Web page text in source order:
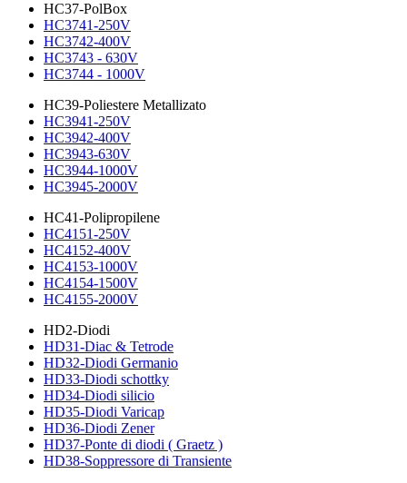
HC37-PolBox
HC3741-250V
HC3742-400V
HC3743 - 630V
HC3744 - 1000V
HC39-Poliestere Metallizato
HC3941-250V
HC3942-400V
HC3943-630V
HC3944-1000V
HC3945-2000V
HC41-Polipropilene
HC4151-250V
HC4152-400V
HC4153-1000V
HC4154-1500V
HC4155-2000V
HD2-Diodi
HD31-Diac & Tetrode
HD32-Diodi Germanio
HD33-Diodi schottky
HD34-Diodi silicio
HD35-Diodi Varicap
HD36-Diodi Zener
HD37-Ponte di diodi ( Graetz )
HD38-Soppressore di Transiente